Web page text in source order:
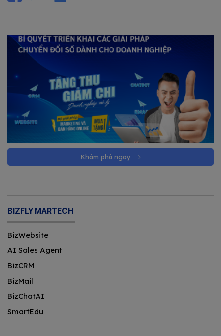
Khám phá ngay
BIZFLY MARTECH
BizWebsite
AI Sales Agent
BizCRM
BizMail
BizChatAI
SmartEdu